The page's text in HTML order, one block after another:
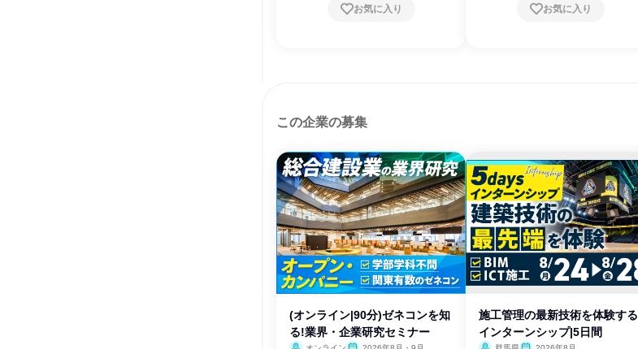
お気に入り お気に入り
この企業の募集
(オンライン|90分)ゼネコンを知
る!業界・企業研究セミナー
施工管理の最新技術を体験する
インターンシップ|5日間